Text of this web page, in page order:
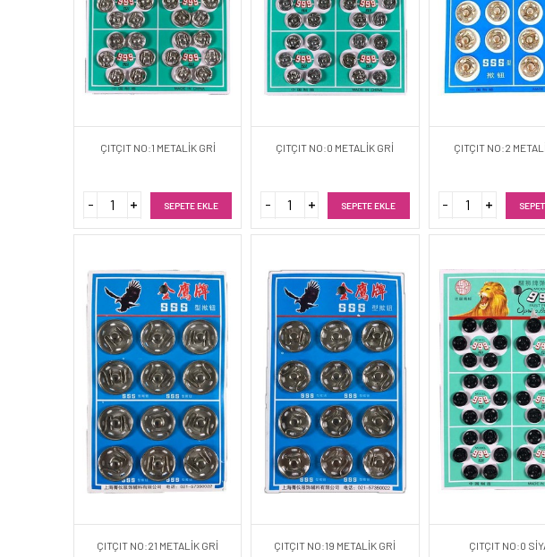
ÇITÇIT NO:1 METALİK GRİ
SEPETE EKLE
ÇITÇIT NO:0 METALİK GRİ
SEPETE EKLE
ÇITÇIT NO:2
ÇITÇIT NO:21 METALİK GRİ ÇITÇIT NO:19 METALİK GRİ ÇITÇIT NO:0